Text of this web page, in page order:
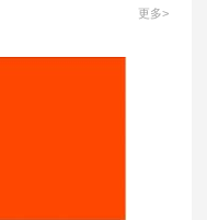
更多>